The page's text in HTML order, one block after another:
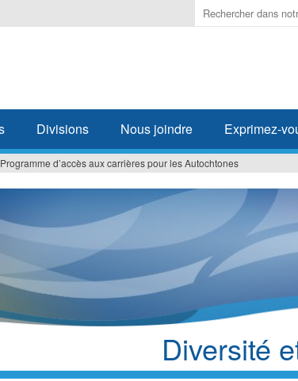
Enter
the
search
Divisions Nous joindre Exprimez-
Programme d’accès aux carrières pour les Autochtones
Diversité